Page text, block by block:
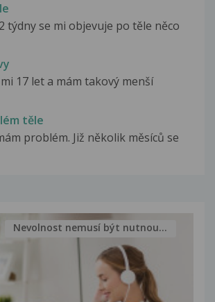
týdny se mi objevuje po těle něco
17 let a mám takový menší
těle
problém. Již několik měsíců se
Nevolnost nemusí být nutnou...